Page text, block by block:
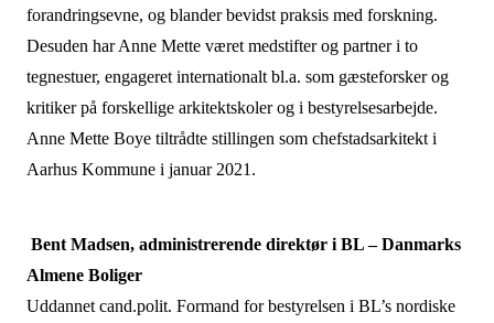
forandringsevne, og blander bevidst praksis med forskning.
Desuden har Anne Mette været medstifter og partner i to
tegnestuer, engageret internationalt bl.a. som gæsteforsker og
kritiker på forskellige arkitektskoler og i bestyrelsesarbejde.
Anne Mette Boye tiltrådte stillingen som chefstadsarkitekt i
Aarhus Kommune i januar 2021.
Bent Madsen, administrerende direktør i BL – Danmarks
Almene Boliger
Uddannet cand.polit. Formand for bestyrelsen i BL’s nordiske